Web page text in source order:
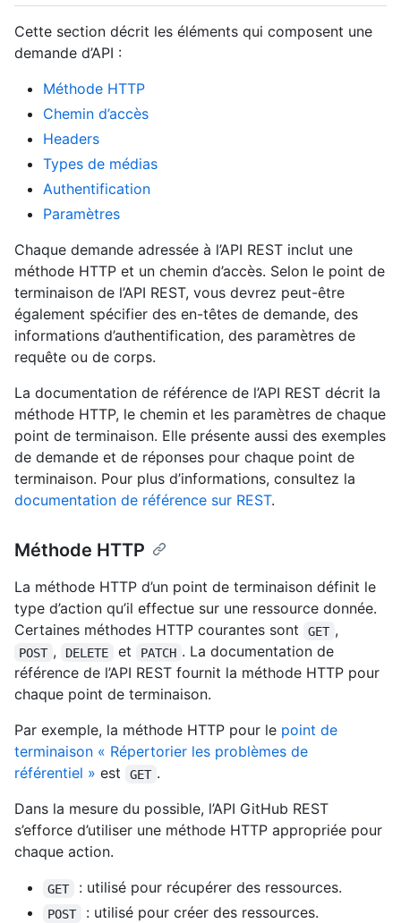
Cette section décrit les éléments qui composent une
demande d’API :
Méthode HTTP
Chemin d’accès
Headers
Types de médias
Authentification
Paramètres
Chaque demande adressée à l’API REST inclut une
méthode HTTP et un chemin d’accès. Selon le point de
terminaison de l’API REST, vous devrez peut-être
également spécifier des en-têtes de demande, des
informations d’authentification, des paramètres de
requête ou de corps.
La documentation de référence de l’API REST décrit la
méthode HTTP, le chemin et les paramètres de chaque
point de terminaison. Elle présente aussi des exemples
de demande et de réponses pour chaque point de
terminaison. Pour plus d’informations, consultez la
documentation de référence sur REST.
Méthode HTTP
La méthode HTTP d’un point de terminaison définit le
type d’action qu’il effectue sur une ressource donnée.
Certaines méthodes HTTP courantes sont
GET ,
POST , DELETE et PATCH . La documentation de
référence de l’API REST fournit la méthode HTTP pour
chaque point de terminaison.
Par exemple, la méthode HTTP pour le point de
terminaison « Répertorier les problèmes de
référentiel » est GET .
Dans la mesure du possible, l’API GitHub REST
s’efforce d’utiliser une méthode HTTP appropriée pour
chaque action.
GET : utilisé pour récupérer des ressources.
POST : utilisé pour créer des ressources.